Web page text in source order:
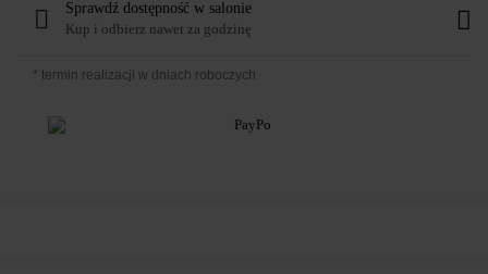
Sprawdź dostępność w salonie
Kup i odbierz nawet za godzinę
* termin realizacji w dniach roboczych